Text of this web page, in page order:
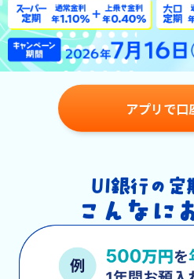
アプリで口
UI銀行の定
こんなに